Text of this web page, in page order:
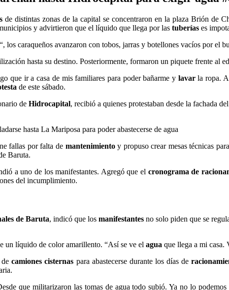
de distintas zonas de la capital se concentraron en la plaza Brión de
y advirtieron que el líquido que llega por las tuberías es
“, los caraqueños avanzaron con tobos, jarras y botellones vacíos por el
hasta su destino. Posteriormente, formaron un piquete frente al
que ir a casa de mis familiares para poder bañarme y lavarla ropa. A
de este sábado.
de Hidrocapital, recibió a quienes protestaban desde la fachada
hasta La Mariposa para poder abastecerse de agua
fallas por falta de mantenimientoy propuso crear mesas técnicas
Baruta.
a uno de los manifestantes. Agregó que el cronograma de
del incumplimiento.
de Baruta, indicó que los manifestantesno solo piden que se
un líquido de color amarillento. “Así se ve el agua que llega a mi casa.
camiones cisternas para abastecerse durante los días de
que militarizaron las tomas de agua todo subió. Ya no lo